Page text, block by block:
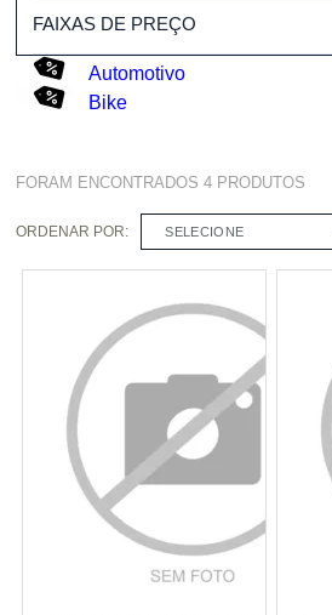
FAIXAS DE PREÇO
Automotivo
Bike
FORAM ENCONTRADOS4 PRODUTOS
ORDENAR POR: SELECIONE